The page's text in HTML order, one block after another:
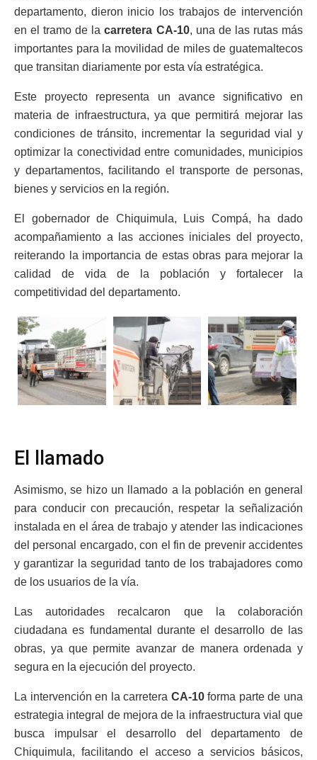
departamento, dieron inicio los trabajos de intervención
en el tramo de lacarretera CA-10, una de las rutas más
importantes para la movilidad de miles de guatemaltecos
que transitan diariamente por esta vía estratégica.
Este proyecto representa un avance significativo en
materia de infraestructura, ya que permitirá mejorar las
condiciones de tránsito, incrementar la seguridad vial y
optimizar la conectividad entre comunidades, municipios
y departamentos, facilitando el transporte de personas,
bienes y servicios en la región.
El gobernador de Chiquimula, Luis Compá, ha dado
acompañamiento a las acciones iniciales del proyecto,
reiterando la importancia de estas obras para mejorar la
calidad de vida de la población y fortalecer la
competitividad del departamento.
El llamado
Asimismo, se hizo un llamado a la población en general
para conducir con precaución, respetar la señalización
instalada en el área de trabajo y atender las indicaciones
del personal encargado, con el fin de prevenir accidentes
y garantizar la seguridad tanto de los trabajadores como
de los usuarios de la vía.
Las autoridades recalcaron que la colaboración
ciudadana es fundamental durante el desarrollo de las
obras, ya que permite avanzar de manera ordenada y
segura en la ejecución del proyecto.
La intervención en la carretera CA-10forma parte de una
estrategia integral de mejora de la infraestructura vial que
busca impulsar el desarrollo del departamento de
Chiquimula, facilitando el acceso a servicios básicos,